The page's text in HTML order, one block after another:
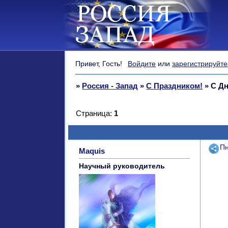
Привет, Гость! Войдите или
» Россия - Запад »С Праздником! »С
Страница: 1
Maquis
Научный руководитель